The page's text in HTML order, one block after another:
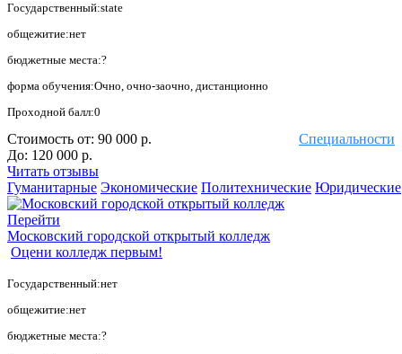
Государственный:state
общежитие:нет
бюджетные места:?
форма обучения:Очно, очно-заочно, дистанционно
Проходной балл:0
Специальности
Стоимость от: 90 000 р.
До: 120 000 р.
Читать отзывы
Гуманитарные Экономические Политехнические Юридические
Перейти
Московский городской открытый колледж
Оцени колледж первым!
Государственный:нет
общежитие:нет
бюджетные места:?